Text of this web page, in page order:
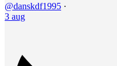
@danskdf1995 ·
3 aug